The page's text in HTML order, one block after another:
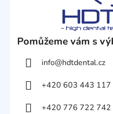
Pomůžeme vám s
info@hdtdental.cz
+420 603 443 117
+420 776 722 742